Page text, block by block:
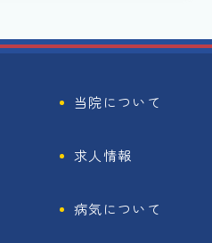
当院について
求人情報
病気について